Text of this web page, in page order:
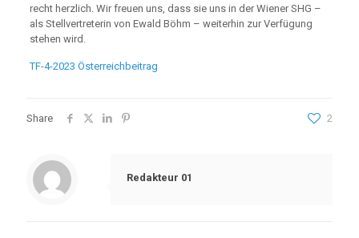
recht herzlich. Wir freuen uns, dass sie uns in der Wiener SHG –
als Stellvertreterin von Ewald Böhm – weiterhin zur Verfügung
stehen wird.
TF-4-2023 Österreichbeitrag
Share 2
Redakteur 01